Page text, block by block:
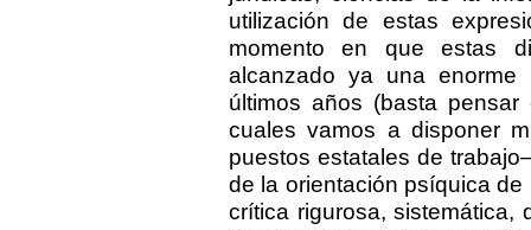
utilización de estas
momento en que estas
alcanzado ya una
últimos años (basta
cuales vamos a disponer
puestos estatales de
de la orientación psíquica
crítica rigurosa, sistemática,